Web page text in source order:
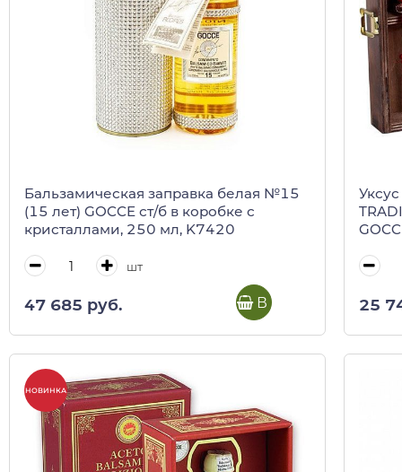
Бальзамическая заправка белая №15
(15 лет) GOCCE ст/б в коробке с
кристаллами, 250 мл, K7420
шт
47 685 руб. В корзину 25
НОВИНКА